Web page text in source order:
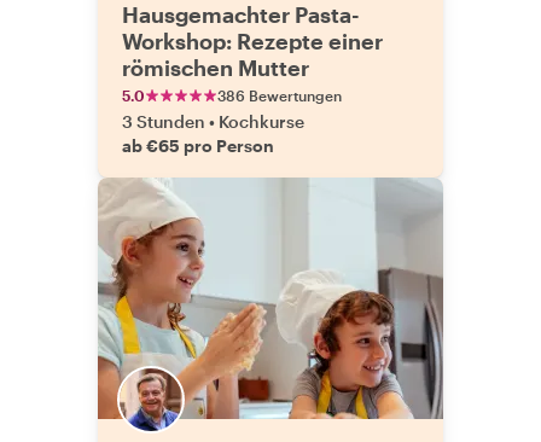
Hausgemachter Pasta-
Workshop: Rezepte einer
römischen Mutter
5.0 386 Bewertungen
3 Stunden • Kochkurse
ab €65 pro Person